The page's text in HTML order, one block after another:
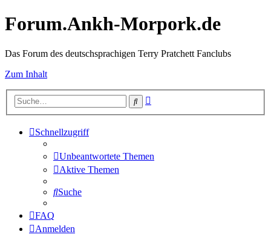
Forum.Ankh-Morpork.de
Das Forum des deutschsprachigen Terry Pratchett Fanclubs
Zum Inhalt
Suche
Schnellzugriff
Unbeantwortete Themen
Aktive Themen
Suche
FAQ
Anmelden